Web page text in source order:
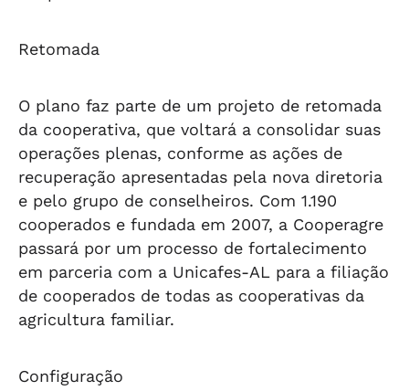
Retomada
O plano faz parte de um projeto de retomada
da cooperativa, que voltará a consolidar suas
operações plenas, conforme as ações de
recuperação apresentadas pela nova diretoria
e pelo grupo de conselheiros. Com 1.190
cooperados e fundada em 2007, a Cooperagre
passará por um processo de fortalecimento
em parceria com a Unicafes-AL para a filiação
de cooperados de todas as cooperativas da
agricultura familiar.
Configuração